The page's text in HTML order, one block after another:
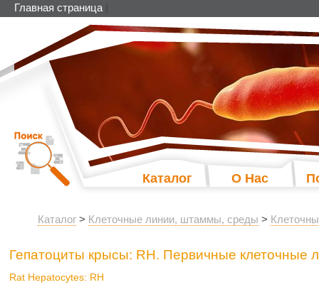
Главная страница
Каталог О Нас
Каталог > Клеточные линии, штаммы, среды >
Гепатоциты крысы: RH. Первичные клеточные
Rat Hepatocytes: RH